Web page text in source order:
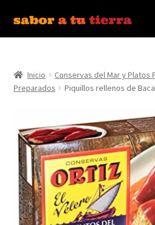
Ir
a
Ir
al
Bebidas
Carnes y Embutidos
Carrito
Conservas y Platos Preparados
Inicio Conservas del Mar y Platos
Preparados
Piquillos rellenos de